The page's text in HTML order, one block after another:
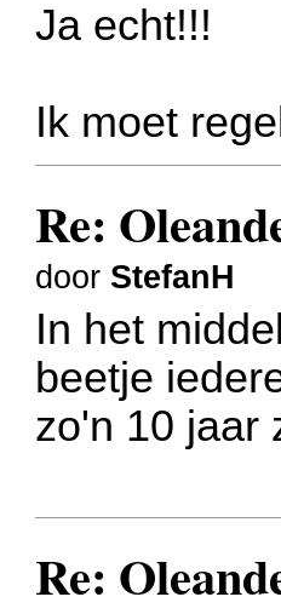
Ja echt!!!
Ik moet
Re:
door StefanH
In het
beetje
zo'n 10 jaar
Re: